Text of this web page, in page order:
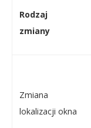
Rodzaj
zmiany
Zmiana
lokalizacji okna